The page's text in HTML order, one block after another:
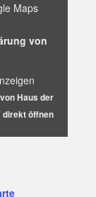
Maps
von
Haus der
direkt öffnen